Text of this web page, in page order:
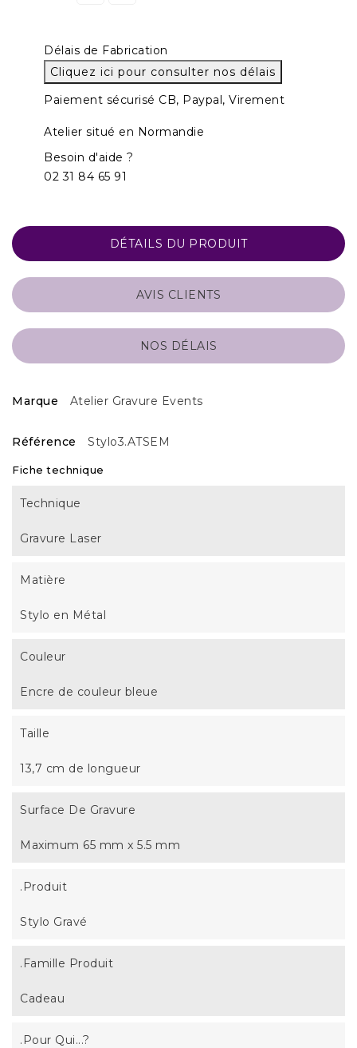
Délais de Fabrication
Cliquez ici pour consulter nos délais
Paiement sécurisé CB, Paypal, Virement
Atelier situé en Normandie
Besoin d'aide ?
02 31 84 65 91
DÉTAILS DU PRODUIT
AVIS CLIENTS
NOS DÉLAIS
Marque Atelier Gravure Events
Référence Stylo3.ATSEM
Fiche technique
Technique
Gravure Laser
Matière
Stylo en Métal
Couleur
Encre de couleur bleue
Taille
13,7 cm de longueur
Surface De Gravure
Maximum 65 mm x 5.5 mm
.Produit
Stylo Gravé
.Famille Produit
Cadeau
.Pour Qui...?